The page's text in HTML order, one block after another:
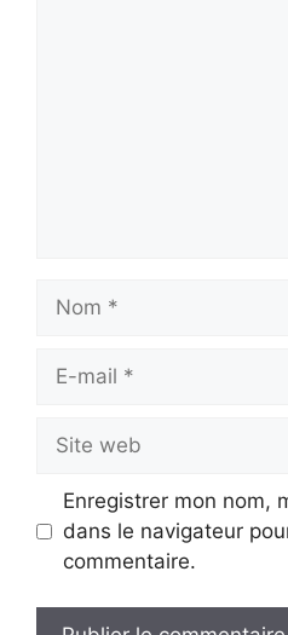
mail
web
Enregistrer mon nom,
dans le navigateur
commentaire.